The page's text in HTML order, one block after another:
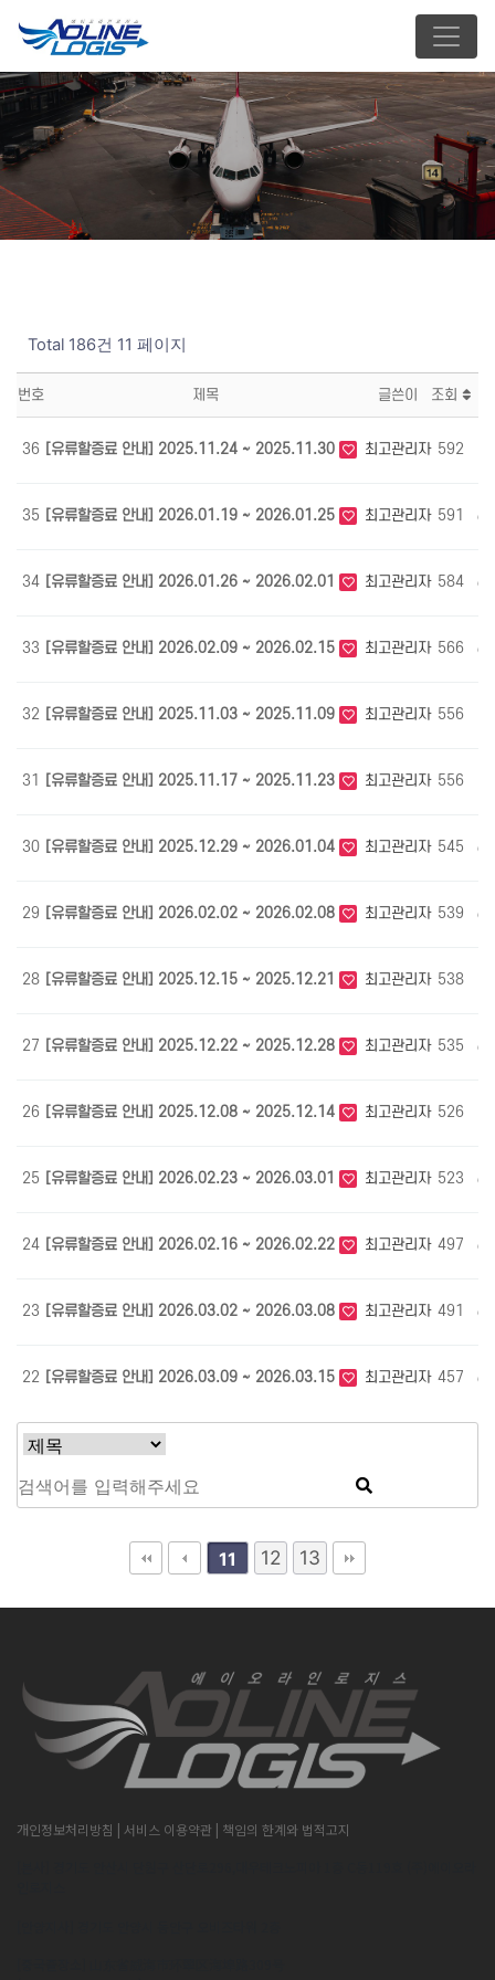
Total 186건 11 페이지
번호 제목 글쓴이 조회
36 [유류할증료 안내] 2025.11.24 ~ 2025.11.30 최고관리자 592
35 [유류할증료 안내] 2026.01.19 ~ 2026.01.25 최고관리자 591
34 [유류할증료 안내] 2026.01.26 ~ 2026.02.01 최고관리자 584
33 [유류할증료 안내] 2026.02.09 ~ 2026.02.15 최고관리자 566
32 [유류할증료 안내] 2025.11.03 ~ 2025.11.09 최고관리자 556
31 [유류할증료 안내] 2025.11.17 ~ 2025.11.23 최고관리자 556
30 [유류할증료 안내] 2025.12.29 ~ 2026.01.04 최고관리자 545
29 [유류할증료 안내] 2026.02.02 ~ 2026.02.08 최고관리자 539
28 [유류할증료 안내] 2025.12.15 ~ 2025.12.21 최고관리자 538
27 [유류할증료 안내] 2025.12.22 ~ 2025.12.28 최고관리자 535
26 [유류할증료 안내] 2025.12.08 ~ 2025.12.14 최고관리자 526
25 [유류할증료 안내] 2026.02.23 ~ 2026.03.01 최고관리자 523
24 [유류할증료 안내] 2026.02.16 ~ 2026.02.22 최고관리자 497
23 [유류할증료 안내] 2026.03.02 ~ 2026.03.08 최고관리자 491
22 [유류할증료 안내] 2026.03.09 ~ 2026.03.15 최고관리자 457
11 12 13
개인정보처리방침 | 서비스 이용약관 | 책임의 한계와 법적고지